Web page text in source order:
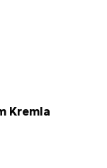
Kremla